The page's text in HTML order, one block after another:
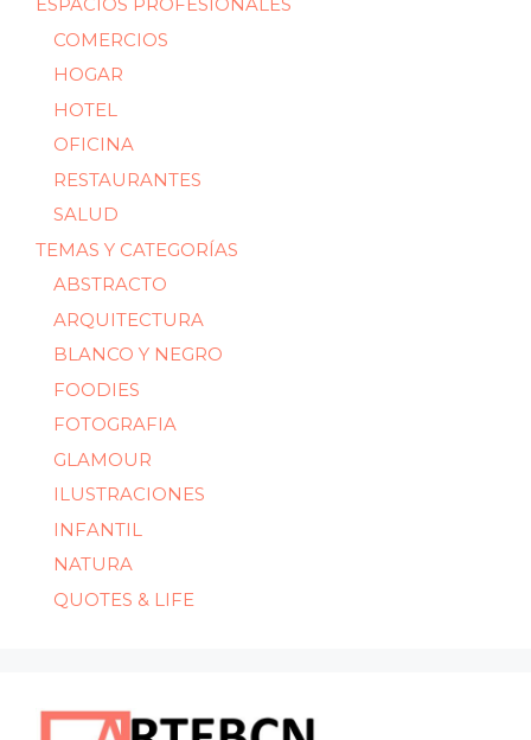
ESPACIOS PROFESIONALES
COMERCIOS
HOGAR
HOTEL
OFICINA
RESTAURANTES
SALUD
TEMAS Y CATEGORÍAS
ABSTRACTO
ARQUITECTURA
BLANCO Y NEGRO
FOODIES
FOTOGRAFIA
GLAMOUR
ILUSTRACIONES
INFANTIL
NATURA
QUOTES & LIFE